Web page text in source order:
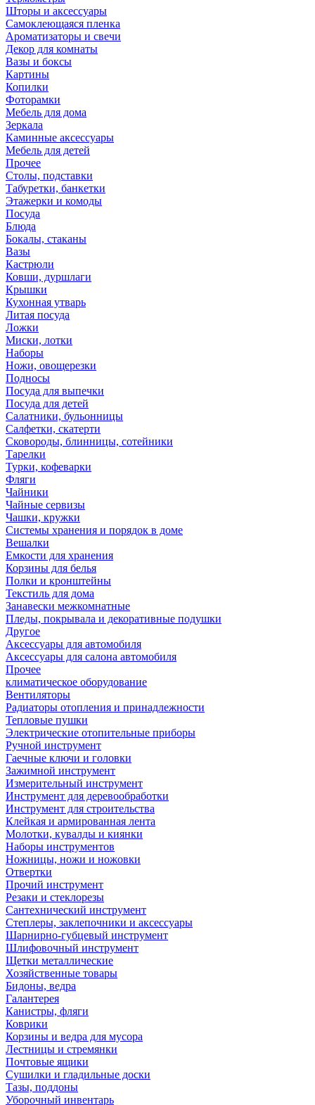
Шторы и аксессуары
Самоклеющаяся пленка
Ароматизаторы и свечи
Декор для комнаты
Вазы и боксы
Картины
Копилки
Фоторамки
Мебель для дома
Зеркала
Каминные аксессуары
Мебель для детей
Прочее
Столы, подставки
Табуретки, банкетки
Этажерки и комоды
Посуда
Блюда
Бокалы, стаканы
Вазы
Кастрюли
Ковши, дуршлаги
Крышки
Кухонная утварь
Литая посуда
Ложки
Миски, лотки
Наборы
Ножи, овощерезки
Подносы
Посуда для выпечки
Посуда для детей
Салатники, бульонницы
Салфетки, скатерти
Сковороды, блинницы, сотейники
Тарелки
Турки, кофеварки
Фляги
Чайники
Чайные сервизы
Чашки, кружки
Системы хранения и порядок в доме
Вешалки
Емкости для хранения
Корзины для белья
Полки и кронштейны
Текстиль для дома
Занавески межкомнатные
Пледы, покрывала и декоративные подушки
Другое
Аксессуары для автомобиля
Аксессуары для салона автомобиля
Прочее
климатическое оборудование
Вентиляторы
Радиаторы отопления и принадлежности
Тепловые пушки
Электрические отопительные приборы
Ручной инструмент
Гаечные ключи и головки
Зажимной инструмент
Измерительный инструмент
Инструмент для деревообработки
Инструмент для строительства
Клейкая и армированная лента
Молотки, кувалды и киянки
Наборы инструментов
Ножницы, ножи и ножовки
Отвертки
Прочий инструмент
Резаки и стеклорезы
Сантехнический инструмент
Степлеры, заклепочники и аксессуары
Шарнирно-губцевый инструмент
Шлифовочный инструмент
Щетки металлические
Хозяйственные товары
Бидоны, ведра
Галантерея
Канистры, фляги
Коврики
Корзины и ведра для мусора
Лестницы и стремянки
Почтовые ящики
Сушилки и гладильные доски
Тазы, поддоны
Уборочный инвентарь